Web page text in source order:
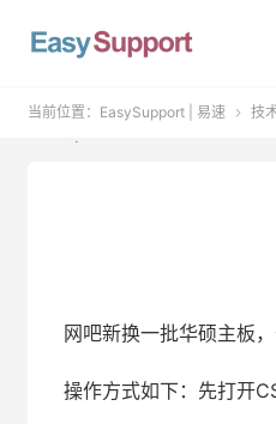
当前位置： EasySupport | 易速  技
网吧新换一批华硕主板
操作方式如下：先打开